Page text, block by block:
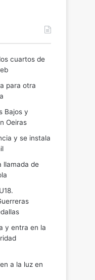
cuartos de
para otra
Bajos y
Oeiras
y se instala
llamada de
y entra en la
a la luz en